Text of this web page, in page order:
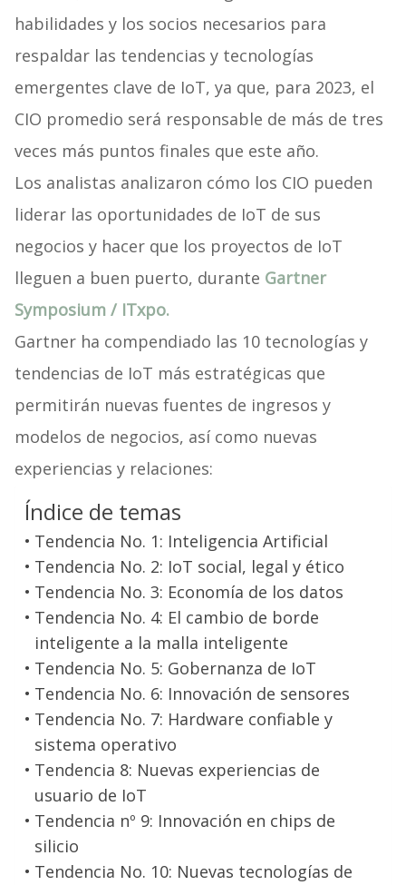
habilidades y los socios necesarios para
respaldar las tendencias y tecnologías
emergentes clave de IoT, ya que, para 2023, el
CIO promedio será responsable de más de tres
veces más puntos finales que este año.
Los analistas analizaron cómo los CIO pueden
liderar las oportunidades de IoT de sus
negocios y hacer que los proyectos de IoT
lleguen a buen puerto, durante Gartner
Symposium / ITxpo.
Gartner ha compendiado las 10 tecnologías y
tendencias de IoT más estratégicas que
permitirán nuevas fuentes de ingresos y
modelos de negocios, así como nuevas
experiencias y relaciones:
Índice de temas
Tendencia No. 1: Inteligencia Artificial
Tendencia No. 2: IoT social, legal y ético
Tendencia No. 3: Economía de los datos
Tendencia No. 4: El cambio de borde
inteligente a la malla inteligente
Tendencia No. 5: Gobernanza de IoT
Tendencia No. 6: Innovación de sensores
Tendencia No. 7: Hardware confiable y
sistema operativo
Tendencia 8: Nuevas experiencias de
usuario de IoT
Tendencia nº 9: Innovación en chips de
silicio
Tendencia No. 10: Nuevas tecnologías de